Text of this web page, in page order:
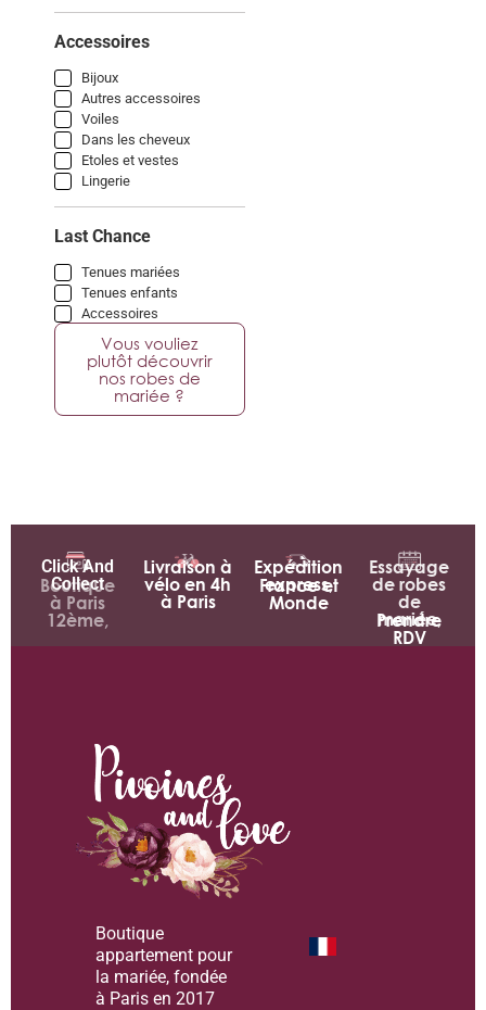
Accessoires
Bijoux
Autres accessoires
Voiles
Dans les cheveux
Etoles et vestes
Lingerie
Last Chance
Tenues mariées
Tenues enfants
Accessoires
Vous vouliez
plutôt découvrir
nos robes de
mariée ?
Click And
Collect
Boutique
à Paris
12ème,
Livraison à
vélo en 4h
à Paris
Expédition
express,
France et
Monde
Essayage
de robes
de
mariée,
Prendre
RDV
Boutique
appartement pour
la mariée, fondée
à Paris en 2017